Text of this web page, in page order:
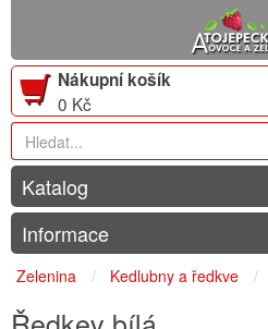
Nákupní košík
0 Kč
Katalog
Informace
Zelenina Kedlubny a ředkve